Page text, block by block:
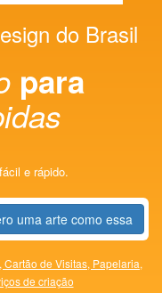
do Brasil
para
e rápido.
uma arte como essa
Cartão de Visitas, Papelaria,
de criação